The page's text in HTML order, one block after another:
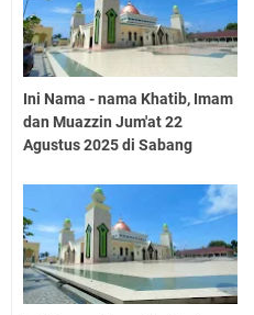
Ini Nama - nama Khatib, Imam
dan Muazzin Jum'at 22
Agustus 2025 di Sabang